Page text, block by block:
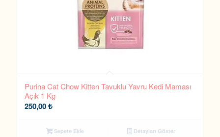
Purina Cat Chow Kitten Tavuklu Yavru Kedi Maması
Açık 1 Kg
250,00₺
Sepete Ekle Detayları Göster